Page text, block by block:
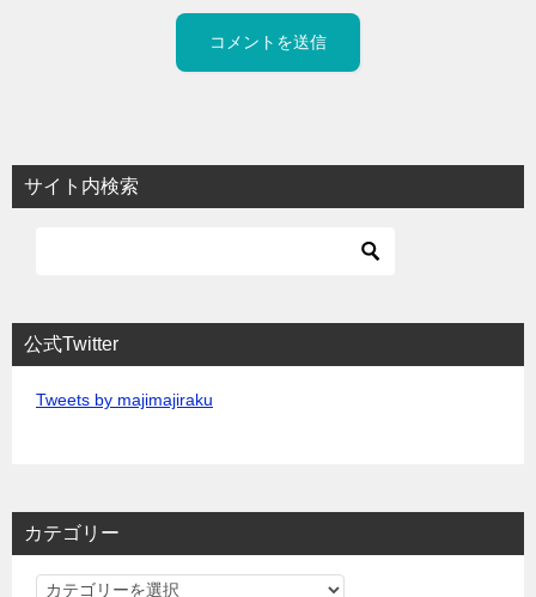
サイト内検索
公式Twitter
Tweets by majimajiraku
カテゴリー
カ